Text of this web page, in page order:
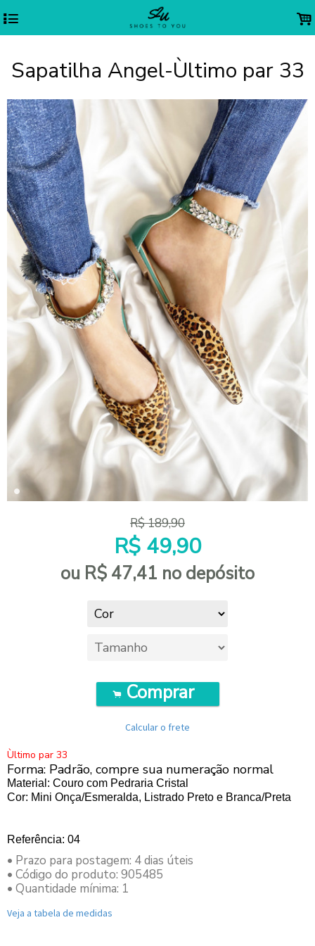
4 .
Sapatilha Angel-Ùltimo par 33
R$189,90
R$ 49,90
ou R$ 47,41 no depósito
. Comprar
Calcular o frete
Ùltimo par 33
Forma: Padrão, compre sua numeração normal
Material: Couro com Pedraria Cristal
Cor: Mini Onça/Esmeralda, Listrado Preto e Branca/Preta
Referência: 04
• Prazo para postagem: 4 dias úteis
• Código do produto: 905485
• Quantidade mínima: 1
Veja a tabela de medidas